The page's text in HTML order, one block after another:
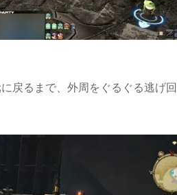
戻るまで、外周をぐるぐる逃げ回